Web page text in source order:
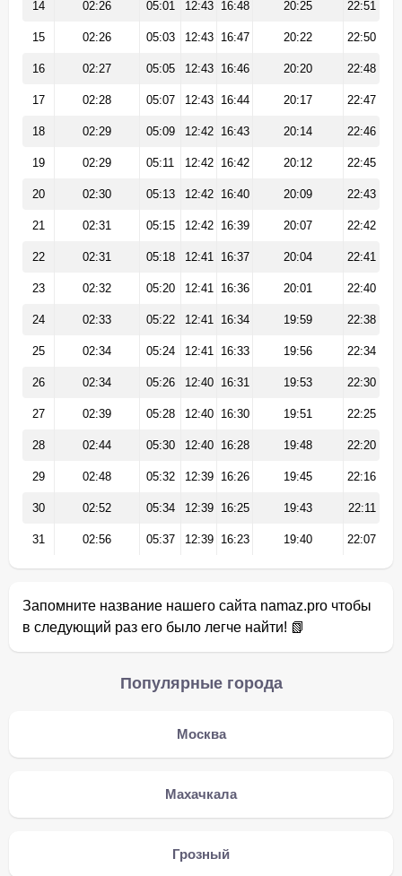
14 02:26 05:01 12:43 16:48 20:25 22:51
15 02:26 05:03 12:43 16:47 20:22 22:50
16 02:27 05:05 12:43 16:46 20:20 22:48
17 02:28 05:07 12:43 16:44 20:17 22:47
18 02:29 05:09 12:42 16:43 20:14 22:46
19 02:29 05:11 12:42 16:42 20:12 22:45
20 02:30 05:13 12:42 16:40 20:09 22:43
21 02:31 05:15 12:42 16:39 20:07 22:42
22 02:31 05:18 12:41 16:37 20:04 22:41
23 02:32 05:20 12:41 16:36 20:01 22:40
24 02:33 05:22 12:41 16:34 19:59 22:38
25 02:34 05:24 12:41 16:33 19:56 22:34
26 02:34 05:26 12:40 16:31 19:53 22:30
27 02:39 05:28 12:40 16:30 19:51 22:25
28 02:44 05:30 12:40 16:28 19:48 22:20
29 02:48 05:32 12:39 16:26 19:45 22:16
30 02:52 05:34 12:39 16:25 19:43 22:11
31 02:56 05:37 12:39 16:23 19:40 22:07
Запомните название нашего сайта namaz.pro чтобы
в следующий раз его было легче найти! 📗
Популярные города
Москва
Махачкала
Грозный